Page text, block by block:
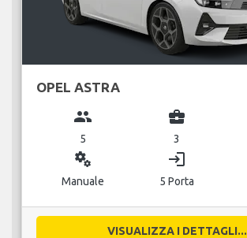
OPEL ASTRA
group
5
business_center
3
miscellaneous_services
Manuale
login
5 Porta
VISUALIZZA I DETTAGLI...